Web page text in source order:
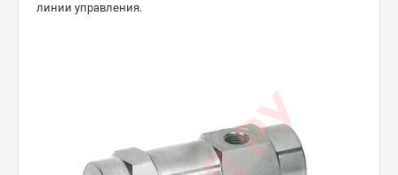
линии управления.